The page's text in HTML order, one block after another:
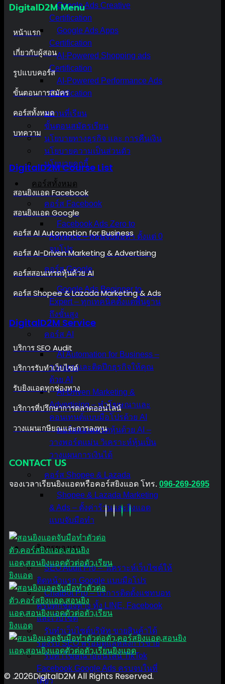
Google Ads Creative
Certification
Google Ads Apps
Certification
AI-Powered Shopping ads
Certification
AI-Powered Performance Ads
Certification
สถานที่เรียน
ขั้นตอนสมัครเรียน
นโยบายทางธุรกิจ และ การคืนเงิน
นโยบายความเป็นส่วนตัว
นโยบายคุกกี้
คอร์สทั้งหมด
คอร์ส Facebook
Facebook Ads Zero to
Advance – สอนจับมือทำ ตั้งแต่ 0
จนโปร
คอร์ส Google
Google Ads Beginner to
Expert – ทุกเทคนิคตั้งแต่พื้นฐาน
ถึงขั้นสูง
คอร์ส AI
AI Automation for Business –
วางแผนและติดปีกธุรกิจให้คุณ
ด้วย AI
AI-Driven Marketing &
Advertising – ทำโฆษณาและ
คอนเทนต์แบบมือโปรด้วย AI
คอร์สสอนเทรดหุ้นด้วย AI –
วางพอร์ตแม่น วิเคราะห์หุ้นเป็น
วางแผนการเงินได้
คอร์ส Shopee & Lazada
Shopee & Lazada Marketing
& Ads – ตั้งค่าร้านและยิงแอด
แบบจับมือทำ
บริการของเรา
SEO Audit Pro – วิเคราะห์เว็บไซต์ให้
ติดหน้าแรก Google แบบมือโปร
ChatBot Pro – บริการติดตั้งแชทบอท
ครบทุกช่องทาง ทั้ง LINE, Facebook
และเว็บไซต์
รับทำเว็บไซต์บริษัท ขายสินค้าได้
รองรับ SEO พร้อมดูแลหลังการขาย
รับทำโฆษณาออนไลน์ TikTok
Facebook Google Ads ครบจบในที่
เดียว
DigitalD2M Menu
หน้าแรก
เกี่ยวกับผู้สอน
รูปแบบคอร์ส
ขั้นตอนการสมัคร
คอร์สทั้งหมด
บทความ
DigitalD2M Course List
สอนยิงแอด Facebook
สอนยิงแอด Google
คอร์ส AI Automation for Business
คอร์ส AI-Driven Marketing & Advertising
คอร์สสอนเทรดหุ้นด้วย AI
คอร์ส Shopee & Lazada Marketing & Ads
DigitalD2M Service
บริการ SEO Audit
บริการรับทำเว็บไซต์
รับยิงแอดทุกช่องทาง
บริการที่ปรึกษาการตลาดออนไลน์
วางแผนเกษียณและการลงทุน
CONTACT US
จองเวลาเรียนยิงแอดหรือคอร์สยิงแอด โทร. 096-269-2695
© .2026DigitalD2M All Rights Reserved.